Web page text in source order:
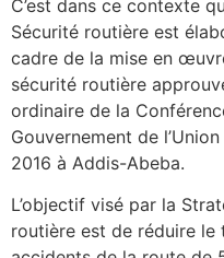
C’est dans ce contexte
Sécurité routière est
cadre de la mise en
sécurité routière
ordinaire de la
Gouvernement de
2016 à Addis-Abeba.
L’objectif visé par la
routière est de réduire